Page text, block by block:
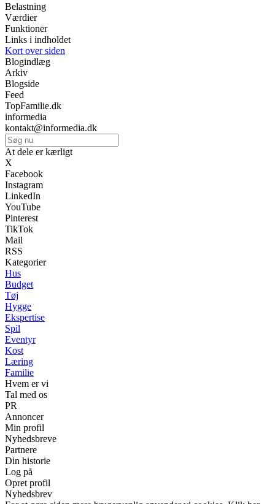
Belastning
Værdier
Funktioner
Links i indholdet
Kort over siden
Blogindlæg
Arkiv
Blogside
Feed
TopFamilie.dk
informedia
kontakt@informedia.dk
At dele er kærligt
X
Facebook
Instagram
LinkedIn
YouTube
Pinterest
TikTok
Mail
RSS
Kategorier
Hus
Budget
Tøj
Hygge
Ekspertise
Spil
Eventyr
Kost
Læring
Familie
Hvem er vi
Tal med os
PR
Annoncer
Min profil
Nyhedsbreve
Partnere
Din historie
Log på
Opret profil
Nyhedsbrev